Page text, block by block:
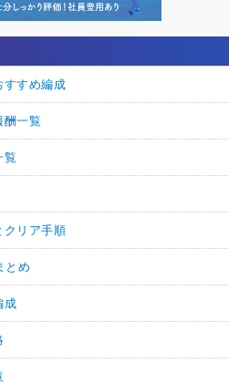
すすめ編成
酬一覧
覧
クリア手順
とめ
成